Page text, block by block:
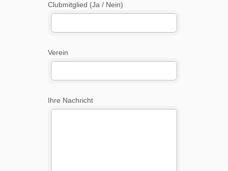
Clubmitglied (Ja / Nein)
Verein
Ihre Nachricht